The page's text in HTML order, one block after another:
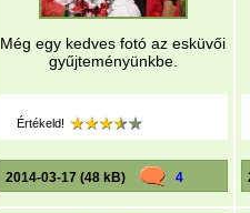
Még egy kedves fotó az esküvői
gyűjteményünkbe.
Értékeld!
2014-03-17 (48 kB) 4